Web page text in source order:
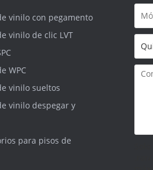
vinilo con pegamento
vinilo de clic LVT
WPC
vinilo sueltos
vinilo despegar y
para pisos de